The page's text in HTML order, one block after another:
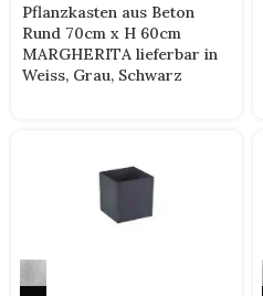
Pflanzkasten aus Beton
Rund 70cm x H 60cm
MARGHERITA lieferbar in
Weiss, Grau, Schwarz